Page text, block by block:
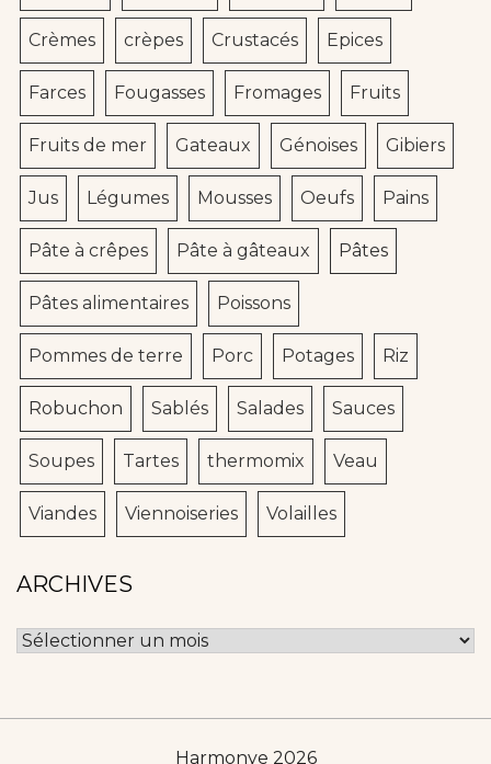
Crèmes crèpes Crustacés Epices
Farces Fougasses Fromages Fruits
Fruits de mer Gateaux Génoises Gibiers
Jus Légumes Mousses Oeufs Pains
Pâte à crêpes Pâte à gâteaux Pâtes
Pâtes alimentaires Poissons
Pommes de terre Porc Potages Riz
Robuchon Sablés Salades Sauces
Soupes Tartes thermomix Veau
Viandes Viennoiseries Volailles
ARCHIVES
Archives
Harmonye 2026